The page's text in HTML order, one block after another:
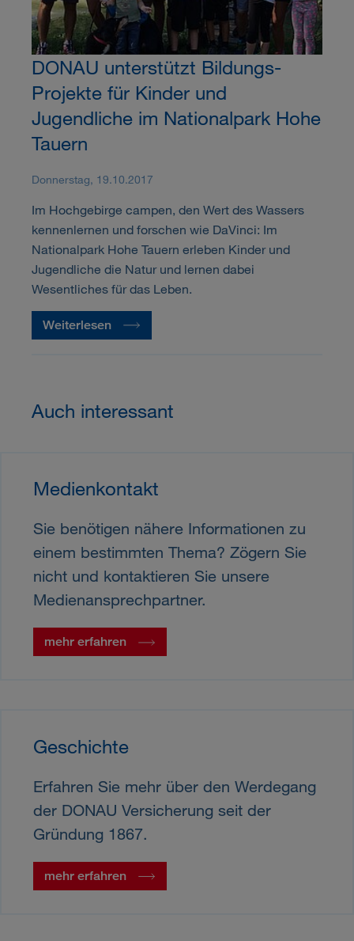
DONAU unterstützt Bildungs-
Projekte für Kinder und
Jugendliche im Nationalpark Hohe
Tauern
Donnerstag, 19.10.2017
Im Hochgebirge campen, den Wert des Wassers
kennenlernen und forschen wie DaVinci: Im
Nationalpark Hohe Tauern erleben Kinder und
Jugendliche die Natur und lernen dabei
Wesentliches für das Leben.
Weiterlesen
Auch interessant
Medienkontakt
Sie benötigen nähere Informationen zu
einem bestimmten Thema? Zögern Sie
nicht und kontaktieren Sie unsere
Medienansprechpartner.
mehr erfahren
Geschichte
Erfahren Sie mehr über den Werdegang
der DONAU Versicherung seit der
Gründung 1867.
mehr erfahren